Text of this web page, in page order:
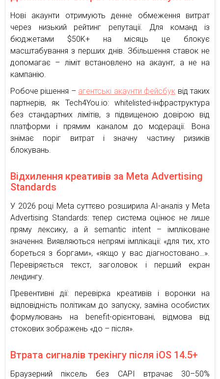
Нові акаунти отримують денне обмеження витрат
через низький рейтинг репутації. Для команд із
бюджетами $50K+ на місяць це блокує
масштабування з перших днів. Збільшення ставок не
допомагає – ліміт встановлено на акаунт, а не на
кампанію.
Робоче рішення – агентські акаунти фейсбук від таких
партнерів, як Tech4You.io: whitelisted-інфраструктура
без стандартних лімітів, з підвищеною довірою від
платформи і прямим каналом до модерації. Вона
знімає поріг витрат і значну частину ризиків
блокувань.
Відхилення креативів за Meta Advertising
Standards
У 2026 році Meta суттєво розширила AI-аналіз у Meta
Advertising Standards: тепер система оцінює не лише
пряму лексику, а й semantic intent – імпліковане
значення. Виявляються непрямі імплікації: «для тих, хто
бореться з боргами», «якщо у вас діагностовано…».
Перевіряється текст, заголовок і перший екран
лендингу.
Превентивні дії: перевірка креативів і воронки на
відповідність політикам до запуску, заміна особистих
формулювань на benefit-орієнтовані, відмова від
стокових зображень «до – після».
Втрата сигналів трекінгу після iOS 14.5+
Браузерний піксель без CAPI втрачає 30–50%